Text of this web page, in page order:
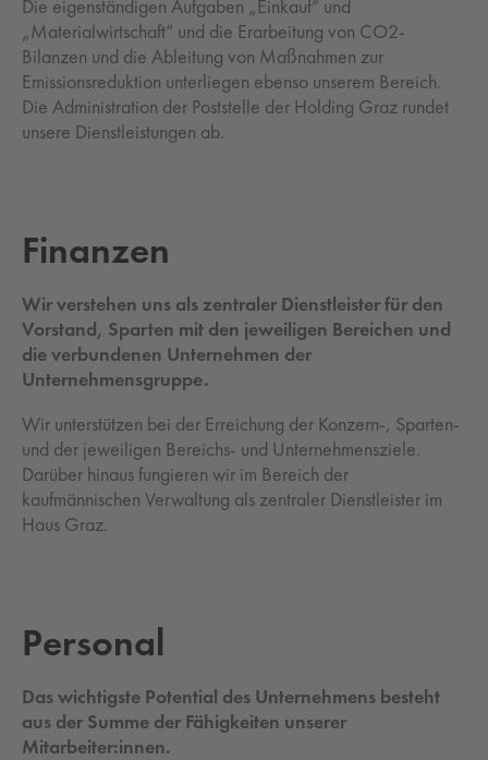
Die eigenständigen Aufgaben „Einkauf“ und
„Materialwirtschaft“ und die Erarbeitung von CO2-
Bilanzen und die Ableitung von Maßnahmen zur
Emissionsreduktion unterliegen ebenso unserem Bereich.
Die Administration der Poststelle der Holding Graz rundet
unsere Dienstleistungen ab.
Fi­nan­zen
Wir verstehen uns als zentraler Dienstleister für den
Vorstand, Sparten mit den jeweiligen Bereichen und
die verbundenen Unternehmen der
Unternehmensgruppe.
Wir unterstützen bei der Erreichung der Konzern-, Sparten-
und der jeweiligen Bereichs- und Unternehmensziele.
Darüber hinaus fungieren wir im Bereich der
kaufmännischen Verwaltung als zentraler Dienstleister im
Haus Graz.
Per­so­nal
Das wichtigste Potential des Unternehmens besteht
aus der Summe der Fähigkeiten unserer
Mitarbeiter:innen.